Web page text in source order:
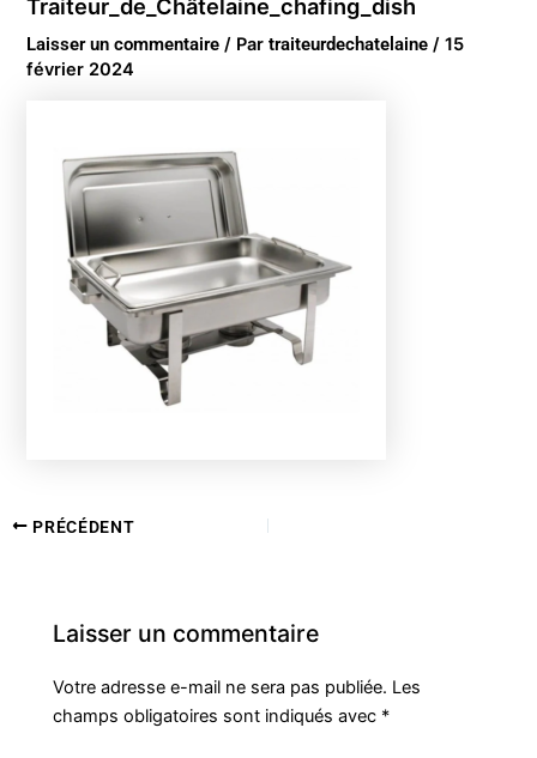
Traiteur_de_Châtelaine_chafing_dish
Laisser un commentaire / Partraiteurdechatelaine/15
février 2024
PRÉCÉDENT
Laisser un commentaire
Votre adresse e-mail ne sera pas publiée. Les
champs obligatoires sont indiqués avec *